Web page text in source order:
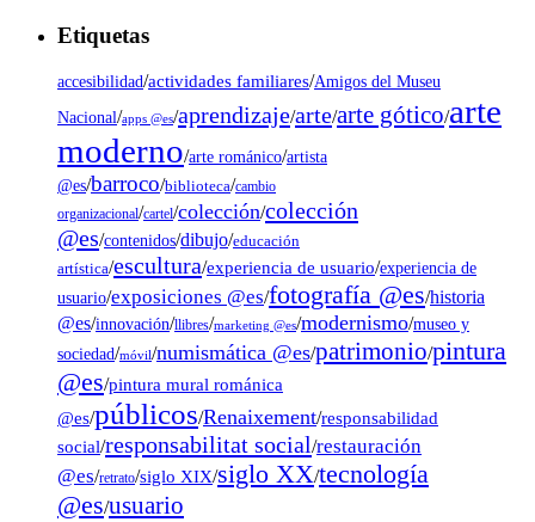
Etiquetas
accesibilidad/actividades familiares/Amigos del Museu
Nacional/apps @es/aprendizaje/arte/arte gótico/arte
moderno/arte románico/artista
@es/barroco/biblioteca/cambio
organizacional/cartel/colección/colección
@es/contenidos/dibujo/educación
artística/escultura/experiencia de usuario/experiencia de
usuario/exposiciones @es/fotografía @es/historia
@es/innovación/llibres/marketing @es/modernismo/museo y
sociedad/móvil/numismática @es/patrimonio/pintura
@es/pintura mural románica
@es/públicos/Renaixement/responsabilidad
social/responsabilitat social/restauración
@es/retrato/siglo XIX/siglo XX/tecnología
@es/usuario